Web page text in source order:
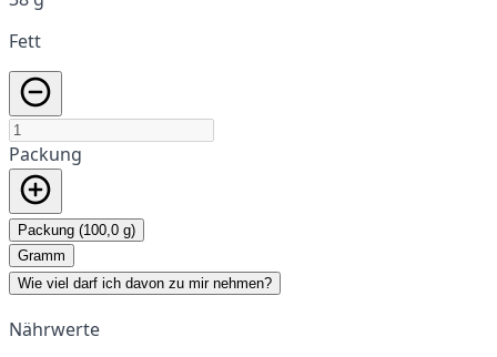
Fett
Packung
Packung (100,0 g)
Gramm
Wie viel darf ich davon zu mir nehmen?
Nährwerte